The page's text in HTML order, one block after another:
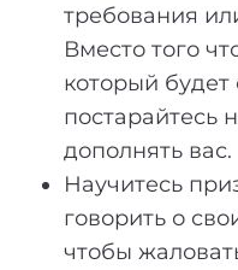
требования
Вместо того
который будет
постарайтесь
дополнять вас.
Научитесь
говорить о
чтобы